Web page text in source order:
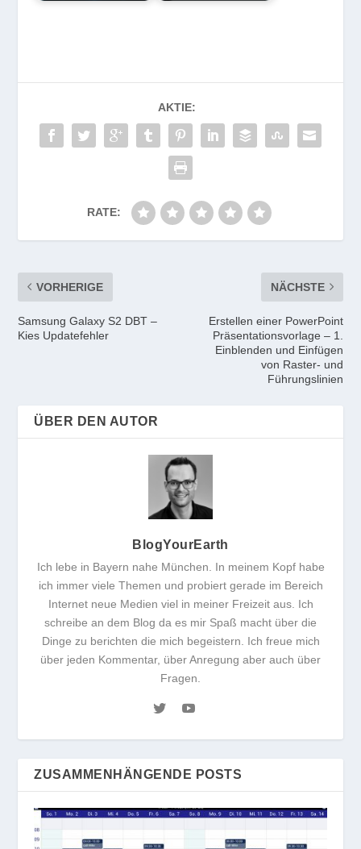
AKTIE:
RATE:
VORHERIGE
Samsung Galaxy S2 DBT –
Kies Updatefehler
NÄCHSTE
Erstellen einer PowerPoint
Präsentationsvorlage – 1.
Einblenden und Einfügen
von Raster- und
Führungslinien
ÜBER DEN AUTOR
BlogYourEarth
Ich lebe in Bayern nahe München. In meinem Kopf habe
ich immer viele Themen und probiert gerade im Bereich
Internet neue Medien viel in meiner Freizeit aus. Ich
schreibe an dem Blog da es mir Spaß macht über die
Dinge zu berichten die mich begeistern. Ich freue mich
über jeden Kommentar, über Anregung aber auch über
Fragen.
ZUSAMMENHÄNGENDE POSTS